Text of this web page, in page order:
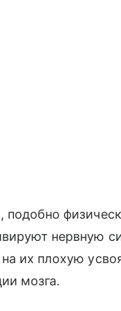
нервную
их плохую
мозга.